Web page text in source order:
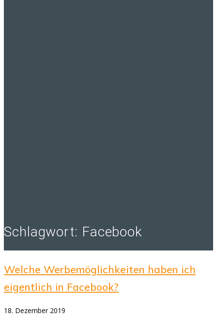
Schlagwort: Facebook
Welche Werbemöglichkeiten haben ich
eigentlich in Facebook?
18. Dezember 2019